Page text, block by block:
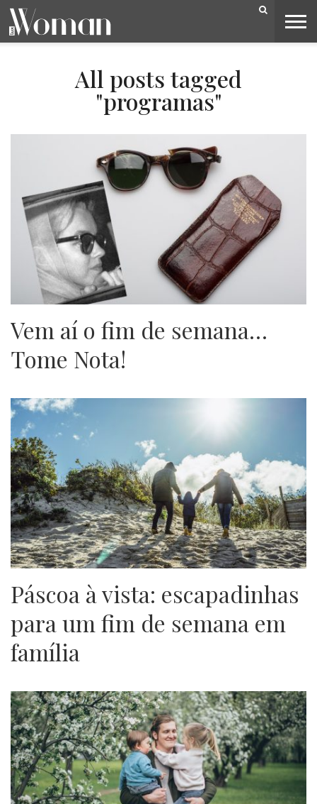
LIFESTYLE
OPINIÃO
PESSOAS
SOCIEDADEAll posts tagged
"programas"
Vem aí o fim de semana…
Tome Nota!
Páscoa à vista: escapadinhas
para um fim de semana em
família